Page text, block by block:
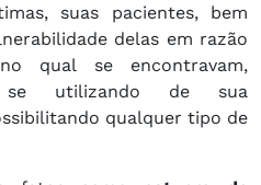
suas pacientes, bem
delas em razão
qual se encontravam,
se utilizando de sua
qualquer tipo de